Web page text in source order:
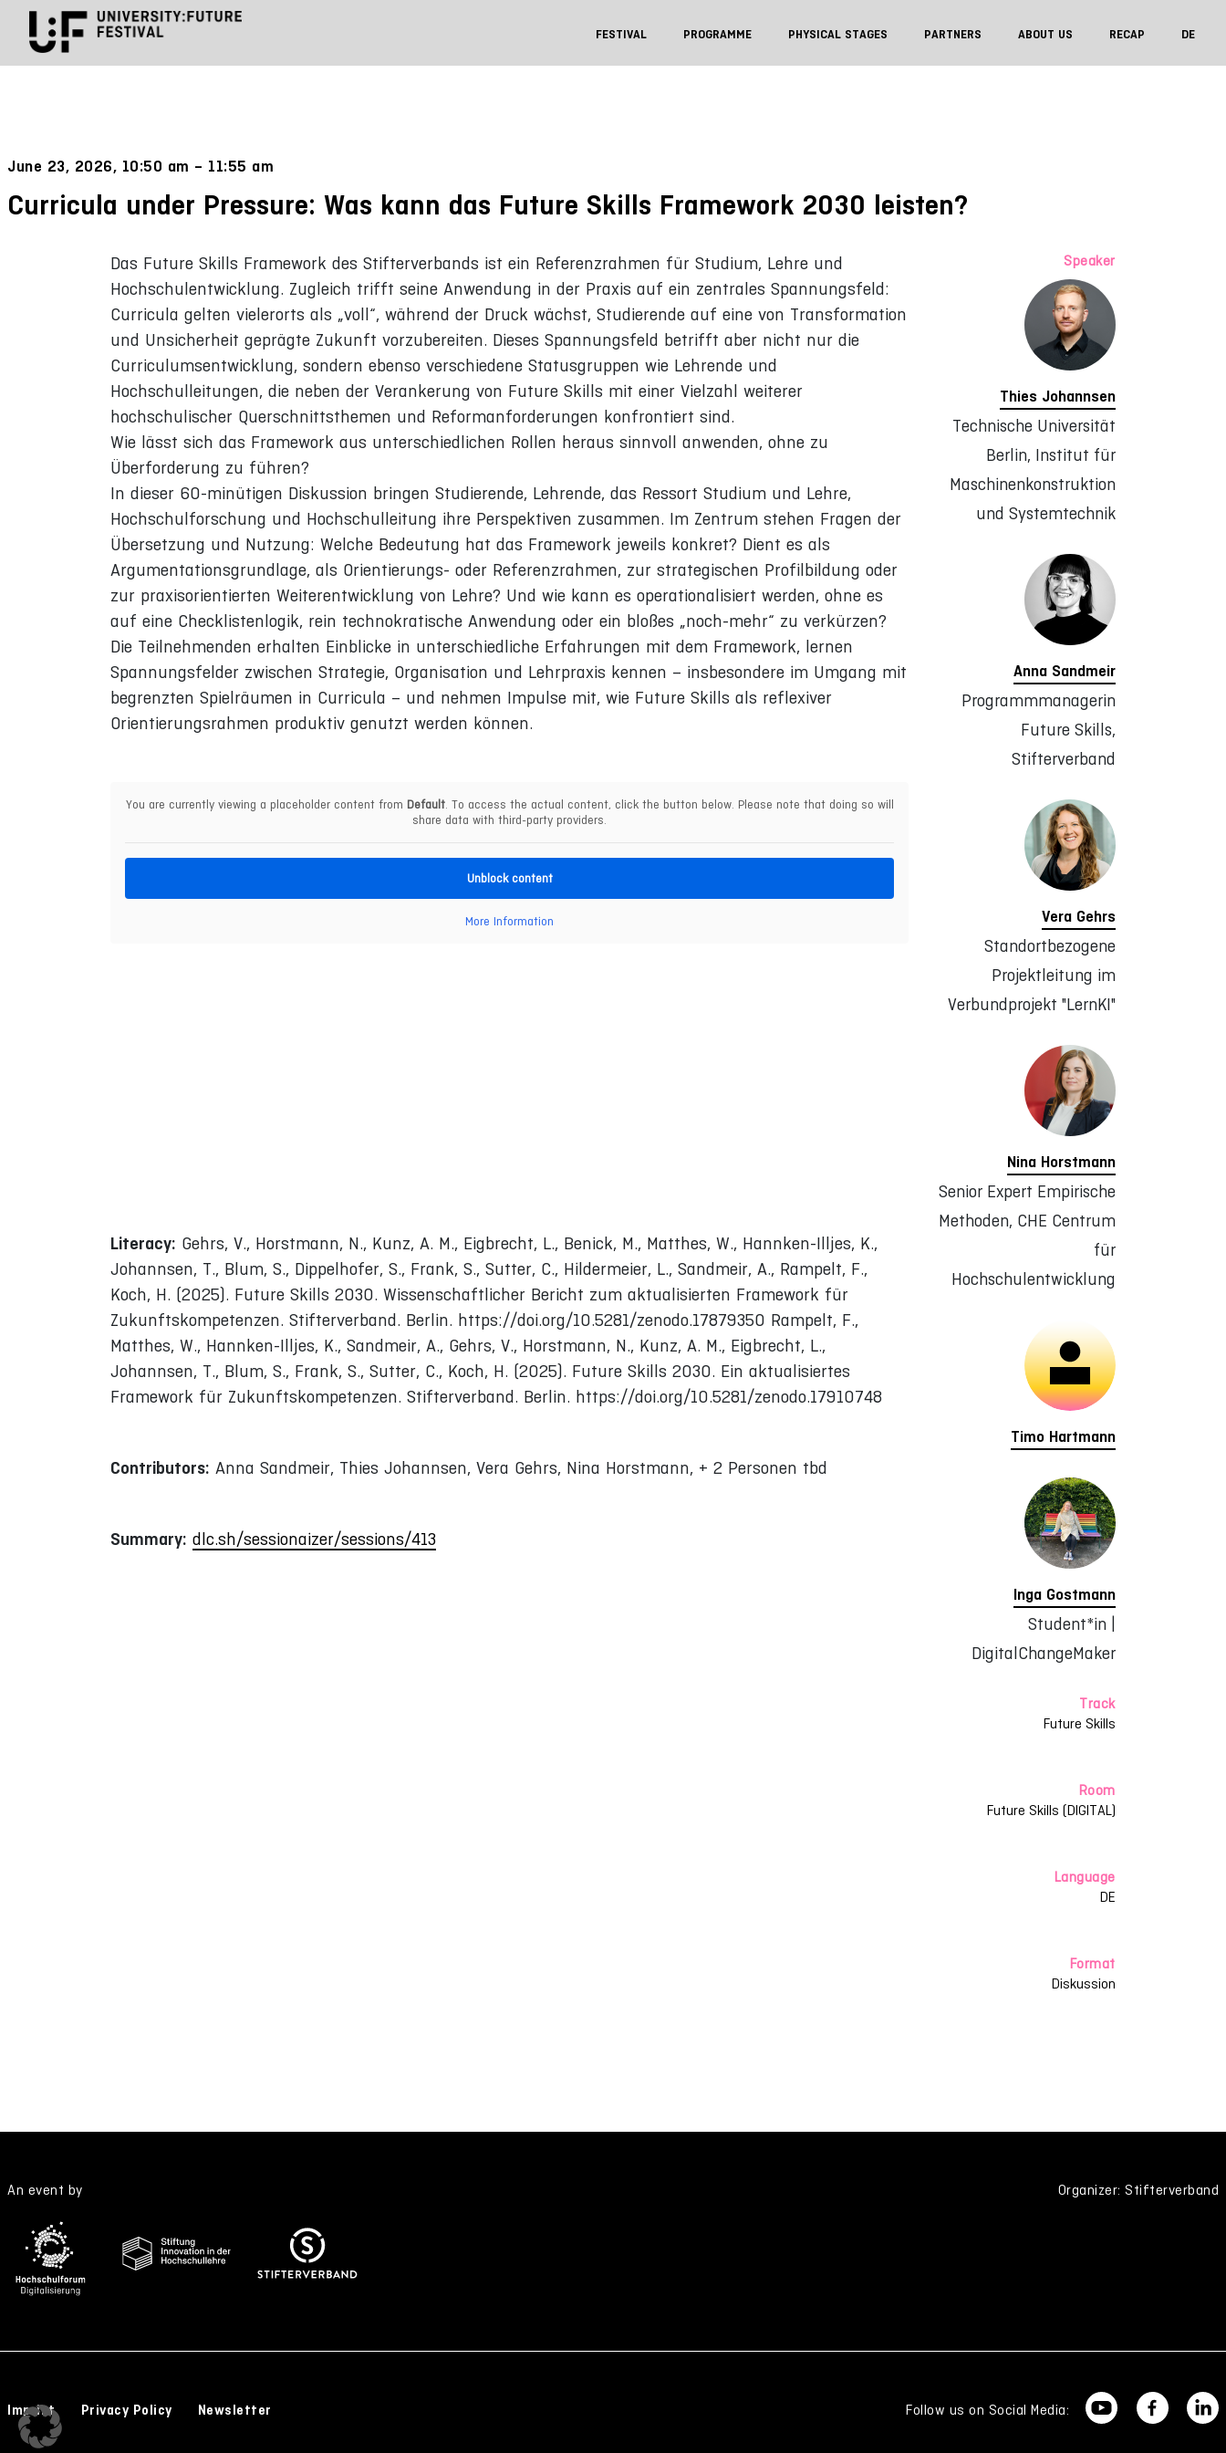
FESTIVAL PROGRAMME PHYSICAL STAGES PARTNERS ABOUT US RECAP DE
June 23, 2026, 10:50 am – 11:55 am
Curricula under Pressure: Was kann das Future Skills Framework 2030 leisten?
Das Future Skills Framework des Stifterverbands ist ein Referenzrahmen für Studium, Lehre und
Hochschulentwicklung. Zugleich trifft seine Anwendung in der Praxis auf ein zentrales Spannungsfeld:
Curricula gelten vielerorts als „voll“, während der Druck wächst, Studierende auf eine von Transformation
und Unsicherheit geprägte Zukunft vorzubereiten. Dieses Spannungsfeld betrifft aber nicht nur die
Curriculumsentwicklung, sondern ebenso verschiedene Statusgruppen wie Lehrende und
Hochschulleitungen, die neben der Verankerung von Future Skills mit einer Vielzahl weiterer
hochschulischer Querschnittsthemen und Reformanforderungen konfrontiert sind.
Wie lässt sich das Framework aus unterschiedlichen Rollen heraus sinnvoll anwenden, ohne zu
Überforderung zu führen?
In dieser 60-minütigen Diskussion bringen Studierende, Lehrende, das Ressort Studium und Lehre,
Hochschulforschung und Hochschulleitung ihre Perspektiven zusammen. Im Zentrum stehen Fragen der
Übersetzung und Nutzung: Welche Bedeutung hat das Framework jeweils konkret? Dient es als
Argumentationsgrundlage, als Orientierungs- oder Referenzrahmen, zur strategischen Profilbildung oder
zur praxisorientierten Weiterentwicklung von Lehre? Und wie kann es operationalisiert werden, ohne es
auf eine Checklistenlogik, rein technokratische Anwendung oder ein bloßes „noch-mehr“ zu verkürzen?
Die Teilnehmenden erhalten Einblicke in unterschiedliche Erfahrungen mit dem Framework, lernen
Spannungsfelder zwischen Strategie, Organisation und Lehrpraxis kennen – insbesondere im Umgang mit
begrenzten Spielräumen in Curricula – und nehmen Impulse mit, wie Future Skills als reflexiver
Orientierungsrahmen produktiv genutzt werden können.
You are currently viewing a placeholder content from Default. To access the actual content, click the button below. Please note that doing so will
share data with third-party providers.
Unblock content
More Information
Literacy: Gehrs, V., Horstmann, N., Kunz, A. M., Eigbrecht, L., Benick, M., Matthes, W., Hannken-Illjes, K.,
Johannsen, T., Blum, S., Dippelhofer, S., Frank, S., Sutter, C., Hildermeier, L., Sandmeir, A., Rampelt, F.,
Koch, H. (2025). Future Skills 2030. Wissenschaftlicher Bericht zum aktualisierten Framework für
Zukunftskompetenzen. Stifterverband. Berlin. https://doi.org/10.5281/zenodo.17879350 Rampelt, F.,
Matthes, W., Hannken-Illjes, K., Sandmeir, A., Gehrs, V., Horstmann, N., Kunz, A. M., Eigbrecht, L.,
Johannsen, T., Blum, S., Frank, S., Sutter, C., Koch, H. (2025). Future Skills 2030. Ein aktualisiertes
Framework für Zukunftskompetenzen. Stifterverband. Berlin. https://doi.org/10.5281/zenodo.17910748
Contributors: Anna Sandmeir, Thies Johannsen, Vera Gehrs, Nina Horstmann, + 2 Personen tbd
Summary: dlc.sh/sessionaizer/sessions/413
Speaker
Thies Johannsen
Technische Universität
Berlin, Institut für
Maschinenkonstruktion
und Systemtechnik
Anna Sandmeir
Programmmanagerin
Future Skills,
Stifterverband
Vera Gehrs
Standortbezogene
Projektleitung im
Verbundprojekt "LernKI"
Nina Horstmann
Senior Expert Empirische
Methoden, CHE Centrum
für
Hochschulentwicklung
Timo Hartmann
Inga Gostmann
Student*in |
DigitalChangeMaker
Track
Future Skills
Room
Future Skills (DIGITAL)
Language
DE
Format
Diskussion
An event by Organizer: Stifterverband
Imprint Privacy Policy Newsletter Follow us on Social Media: